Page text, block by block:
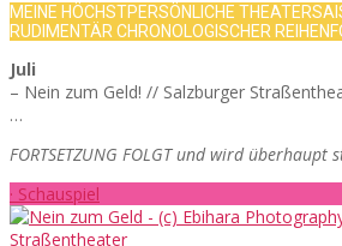
MEINE HÖCHSTPERSÖNLICHE
RUDIMENTÄR CHRONOLOGISCHER
Juli
– Nein zum Geld! // Salzburger
…
FORTSETZUNG FOLGT und wird
· Schauspiel